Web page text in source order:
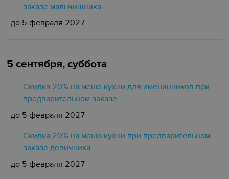
заказе мальчишника
до 5 февраля 2027
5 сентября, суббота
Скидка 20% на меню кухни для именинников при
предварительном заказе
до 5 февраля 2027
Скидка 20% на меню кухни при предварительном
заказе девичника
до 5 февраля 2027